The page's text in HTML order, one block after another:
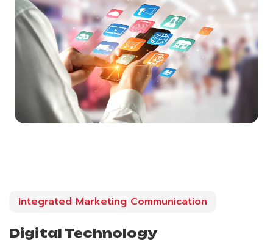
Integrated Marketing Communication
Digital Technology